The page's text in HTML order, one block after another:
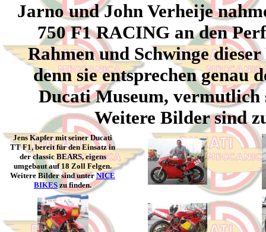
Jarno und John Verheije
750 F1 RACING an den
Rahmen und Schwinge
denn sie entsprechen genau
Ducati Museum, vermutlich
Weitere Bilder sind
Jens Kapfer mit seiner Ducati
TT F1, bereit für den Einsatz in
der classic BEARS, eigens
umgebaut auf 18 Zoll Felgen.
Weitere Bilder sind unter NICE
BIKES zu finden.